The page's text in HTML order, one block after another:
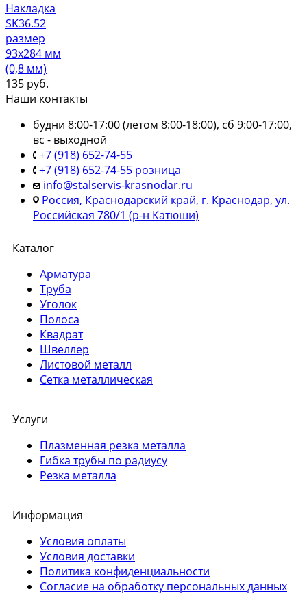
Накладка
SK36.52
размер
93х284 мм
(0,8 мм)
135 руб.
Наши контакты
будни 8:00-17:00 (летом 8:00-18:00), сб 9:00-17:00,
вс - выходной
+7 (918) 652-74-55
+7 (918) 652-74-55 розница
info@stalservis-krasnodar.ru
Россия, Краснодарский край, г. Краснодар, ул.
Российская 780/1 (р-н Катюши)
Каталог
Арматура
Труба
Уголок
Полоса
Квадрат
Швеллер
Листовой металл
Сетка металлическая
Услуги
Плазменная резка металла
Гибка трубы по радиусу
Резка металла
Информация
Условия оплаты
Условия доставки
Политика конфиденциальности
Согласие на обработку персональных данных